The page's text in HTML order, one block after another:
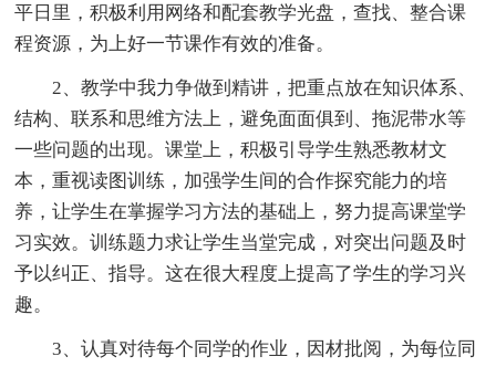
平日里，积极利用网络和配套教学光盘，查找、整合课
程资源，为上好一节课作有效的准备。
2、教学中我力争做到精讲，把重点放在知识体系、
结构、联系和思维方法上，避免面面俱到、拖泥带水等
一些问题的出现。课堂上，积极引导学生熟悉教材文
本，重视读图训练，加强学生间的合作探究能力的培
养，让学生在掌握学习方法的基础上，努力提高课堂学
习实效。训练题力求让学生当堂完成，对突出问题及时
予以纠正、指导。这在很大程度上提高了学生的学习兴
趣。
3、认真对待每个同学的作业，因材批阅，为每位同